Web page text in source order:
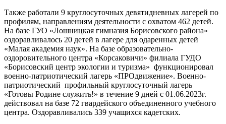
Также работали 9 круглосуточных девятидневных лагерей по
профилям, направлениям деятельности с охватом 462 детей.
На базе ГУО «Лошницкая гимназия Борисовского района»
оздоравливалось 20 детей в лагере для одаренных детей
«Малая академия наук». На базе образовательно-
оздоровительного центра «Корсаковичи» филиала ГУДО
«Борисовский центр экологии и туризма» функционировал
военно-патриотический лагерь «ПРОдвижение». Военно-
патриотический профильный круглосуточный лагерь
«Готовы Родине служить!» в течение 9 дней с 01.06.2023г.
действовал на базе 72 гвардейского объединенного учебного
центра. Оздоравливались 339 учащихся кадетских.